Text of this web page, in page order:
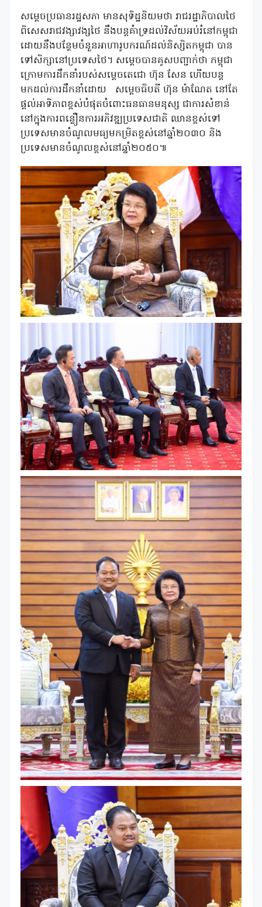
សម្តេចប្រធានរដ្ឋសភា មានសុទិដ្ឋនិយមថា រាជរដ្ឋាភិបាលថៃ
ពិសេសរាជវង្សាវង្សថៃ នឹងបន្តគំាទ្រដល់វិស័យអប់រំនៅកម្ពុជា
ដោយនឹងបន្ថែមចំនួនអាហារូបករណ៍ដល់និស្សិតកម្ពុជា បាន
ទៅសិក្សានៅប្រទេសថៃ។ សម្តេចបានគូសបញ្ជាក់ថា កម្ពុជា
ក្រោមការដឹកនាំរបស់សម្តេចតេជោ ហ៊ុន សែន ហើយបន្ត
មកដល់ការដឹកនាំដោយ
សម្តេចធិបតី ហ៊ុន ម៉ាណែត នៅតែ
ផ្តល់អាទិភាពខ្ពស់បំផុតចំពោះធនធានមនុស្ស ជាការសំខាន់
នៅក្នុងការពន្លឿនការអភិវឌ្ឍប្រទេសជាតិ ឈានខ្ពស់ទៅ
ប្រទេសមានចំណូលមធ្យមកម្រិតខ្ពស់នៅឆ្នាំ២០៣០ និង
ប្រទេសមានចំណូលខ្ពស់នៅឆ្នាំ២០៥០៕